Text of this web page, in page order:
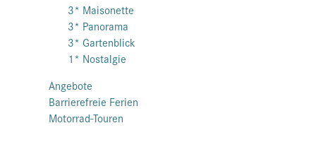
3* Maisonette
3* Panorama
3* Gartenblick
1* Nostalgie
Angebote
Barrierefreie Ferien
Motorrad-Touren